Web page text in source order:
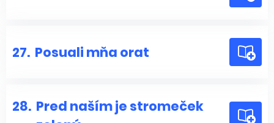
27. Posuali mňa orat
28. Pred naším je stromeček